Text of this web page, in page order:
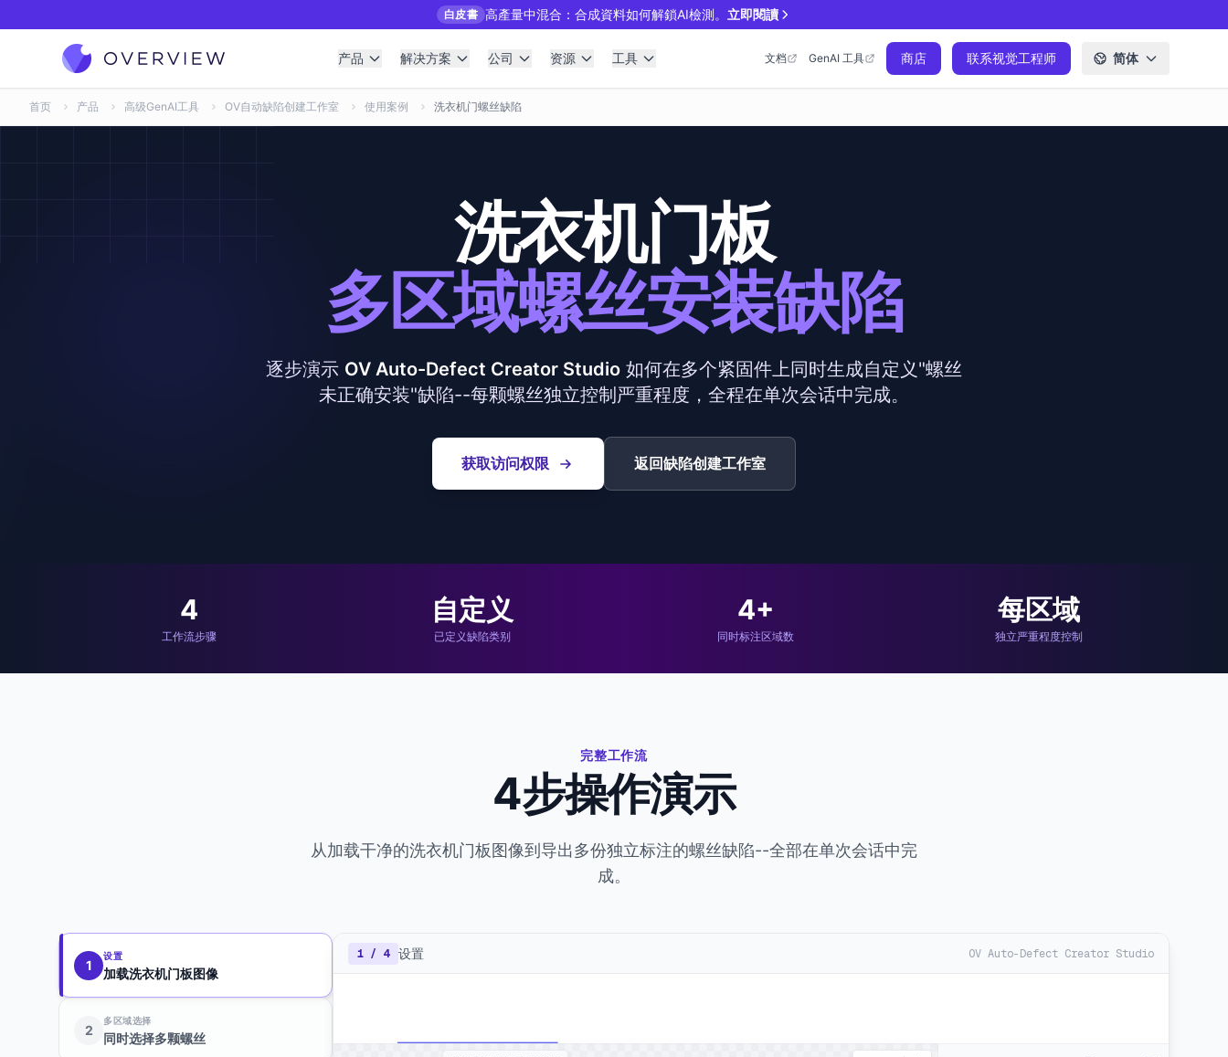
白皮書 高產量中混合：合成資料如何解鎖AI檢測。立即閱讀
产品 解决方案 公司 资源 工具 文档 GenAI 工具 商店 联系视觉工程师 简体
首页 产品 高级GenAI工具 OV自动缺陷创建工作室 使用案例 洗衣机门螺丝缺陷
洗衣机门板
多区域螺丝安装缺陷
逐步演示 OV Auto-Defect Creator Studio 如何在多个紧固件上同时生成自定义"螺丝
未正确安装"缺陷--每颗螺丝独立控制严重程度，全程在单次会话中完成。
获取访问权限 返回缺陷创建工作室
4
工作流步骤
自定义
已定义缺陷类别
4+
同时标注区域数
每区域
独立严重程度控制
完整工作流
4步操作演示
从加载干净的洗衣机门板图像到导出多份独立标注的螺丝缺陷--全部在单次会话中完
成。
1
设置
加载洗衣机门板图像
2
多区域选择
同时选择多颗螺丝
1 / 4 设置 OV Auto-Defect Creator Studio